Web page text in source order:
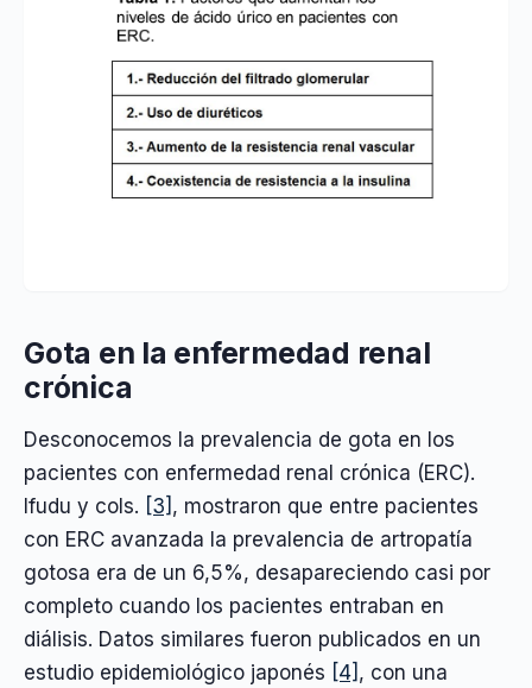
Gota en la enfermedad renal
crónica
Desconocemos la prevalencia de gota en los
pacientes con enfermedad renal crónica (ERC).
Ifudu y cols. [3] , mostraron que entre pacientes
con ERC avanzada la prevalencia de artropatía
gotosa era de un 6,5%, desapareciendo casi por
completo cuando los pacientes entraban en
diálisis. Datos similares fueron publicados en un
estudio epidemiológico japonés [4] , con una